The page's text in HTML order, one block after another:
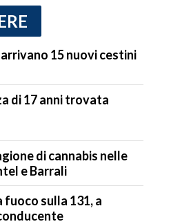
15 nuovi cestini
di 17 anni trovata
di cannabis nelle
e Barrali
fuoco sulla 131, a